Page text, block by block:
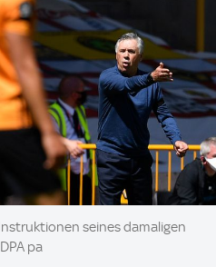
seines damaligen
pa